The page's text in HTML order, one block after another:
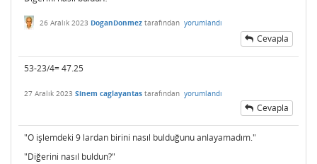
26 Aralık 2023 DoganDonmez tarafından yorumlandı
Cevapla
53-23/4= 47.25
27 Aralık 2023 Sinem caglayantas tarafından yorumlandı
Cevapla
"O işlemdeki 9 lardan birini nasıl bulduğunu anlayamadım."
"Diğerini nasıl buldun?"